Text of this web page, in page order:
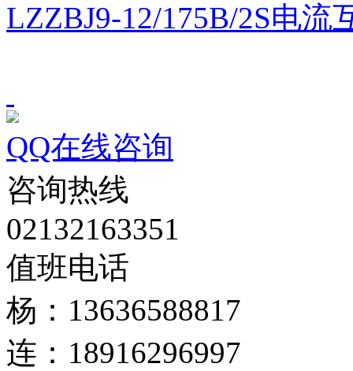
LZZBJ9-12/175B/2S电流
QQ在线咨询
咨询热线
02132163351
值班电话
杨：13636588817
连：18916296997